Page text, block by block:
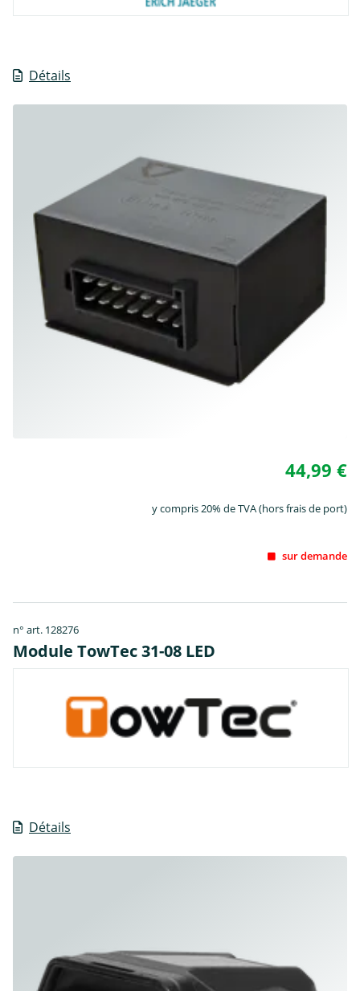
Détails
44,99 €
y compris 20% de TVA (hors frais de port)
sur demande
n° art. 128276
Module TowTec 31-08 LED
Détails